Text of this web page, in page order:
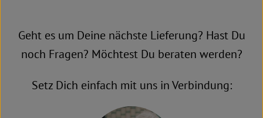
Obst & Gemüse
Frisches
Speisekammer
Geht es um Deine nächste Lieferung? Hast Du
noch Fragen? Möchtest Du beraten werden?
Setz Dich einfach mit uns in Verbindung: